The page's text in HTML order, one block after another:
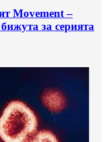
Movement –
за серията